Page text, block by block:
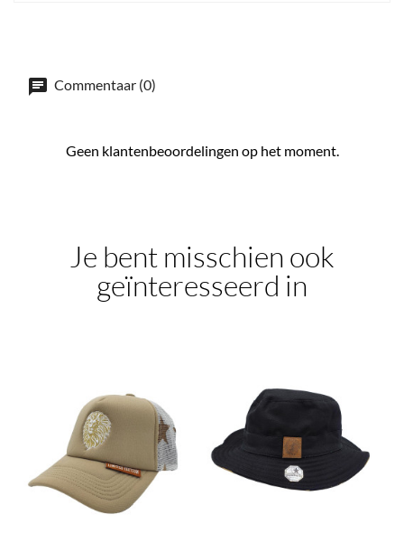
Commentaar (0)
Geen klantenbeoordelingen op het moment.
Je bent misschien ook
geïnteresseerd in